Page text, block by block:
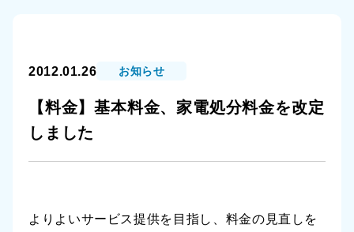
2012.01.26 お知らせ
【料金】基本料金、家電処分料金を改定
しました
よりよいサービス提供を目指し、料金の見直しを